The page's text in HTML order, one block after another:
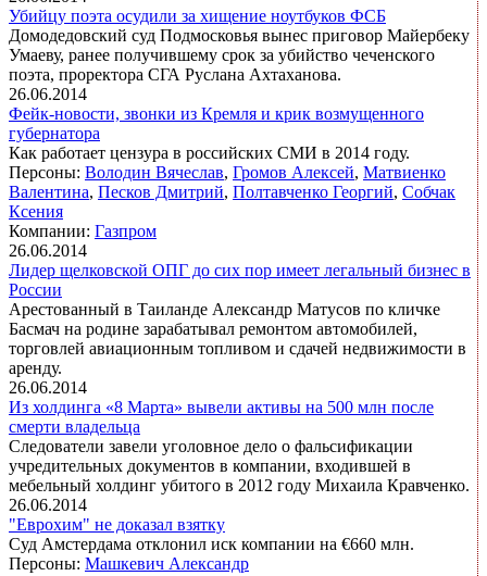
Убийцу поэта осудили за хищение ноутбуков ФСБ
Домодедовский суд Подмосковья вынес приговор Майербеку
Умаеву, ранее получившему срок за убийство чеченского
поэта, проректора СГА Руслана Ахтаханова.
26.06.2014
Фейк-новости, звонки из Кремля и крик возмущенного
губернатора
Как работает цензура в российских СМИ в 2014 году.
Персоны: Володин Вячеслав, Громов Алексей, Матвиенко
Валентина, Песков Дмитрий, Полтавченко Георгий, Собчак
Ксения
Компании: Газпром
26.06.2014
Лидер щелковской ОПГ до сих пор имеет легальный бизнес в
России
Арестованный в Таиланде Александр Матусов по кличке
Басмач на родине зарабатывал ремонтом автомобилей,
торговлей авиационным топливом и сдачей недвижимости в
аренду.
26.06.2014
Из холдинга «8 Марта» вывели активы на 500 млн после
смерти владельца
Следователи завели уголовное дело о фальсификации
учредительных документов в компании, входившей в
мебельный холдинг убитого в 2012 году Михаила Кравченко.
26.06.2014
"Еврохим" не доказал взятку
Суд Амстердама отклонил иск компании на €660 млн.
Персоны: Машкевич Александр